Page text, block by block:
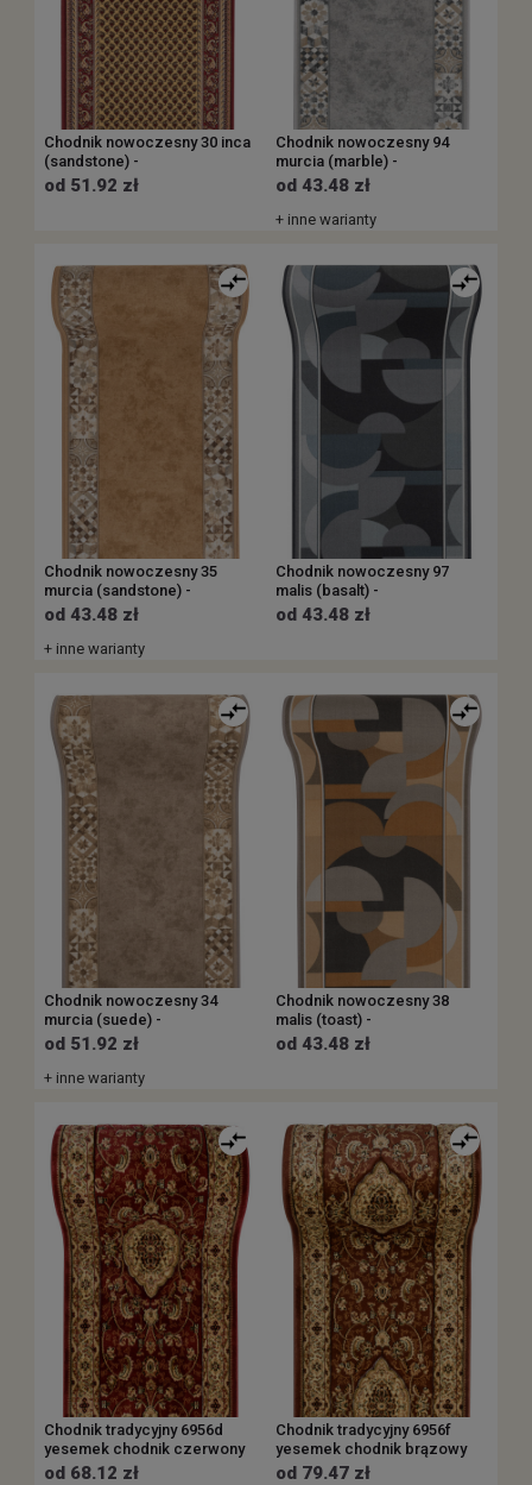
Chodnik nowoczesny 30 inca
(sandstone) -
od 51.92 zł
Chodnik nowoczesny 94
murcia (marble) -
od 43.48 zł
+ inne warianty
Chodnik nowoczesny 35
murcia (sandstone) -
od 43.48 zł
+ inne warianty
Chodnik nowoczesny 97
malis (basalt) -
od 43.48 zł
Chodnik nowoczesny 34
murcia (suede) -
od 51.92 zł
+ inne warianty
Chodnik nowoczesny 38
malis (toast) -
od 43.48 zł
Chodnik tradycyjny 6956d
yesemek chodnik czerwony
od 68.12 zł
Chodnik tradycyjny 6956f
yesemek chodnik brązowy
od 79.47 zł